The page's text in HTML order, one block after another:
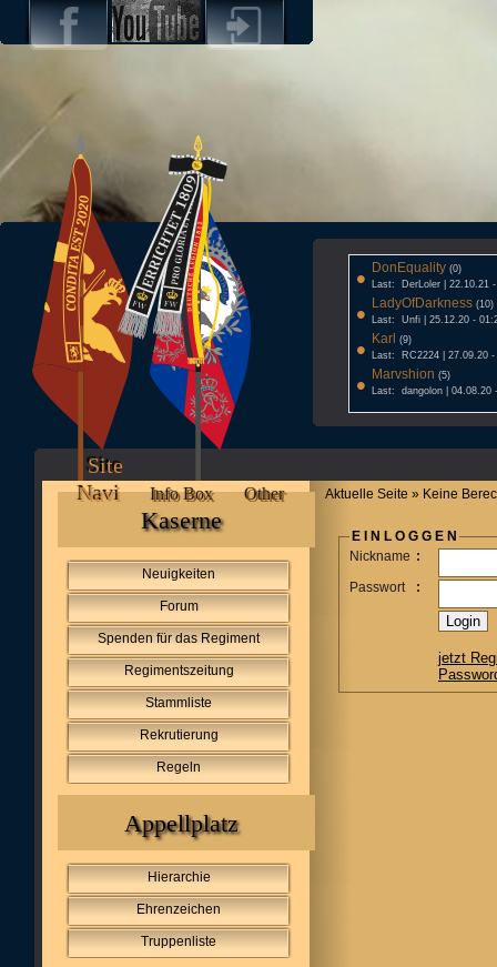
• DonEquality (0)
Last: DerLoler | 22.10.21
• LadyOfDarkness (10)
Last: Unfi | 25.12.20 -
• Karl (9)
Last: RC2224 | 27.09.20 -
• Marvshion (5)
Last: dangolon | 04.08.20
Site
Navi
Info Box Other
Kaserne
Neuigkeiten
Forum
Spenden für das Regiment
Regimentszeitung
Stammliste
Rekrutierung
Regeln
Appellplatz
Hierarchie
Ehrenzeichen
Truppenliste
Aktuelle Seite » Keine
E I N L O G G E N
Nickname :
Passwort
:
jetzt